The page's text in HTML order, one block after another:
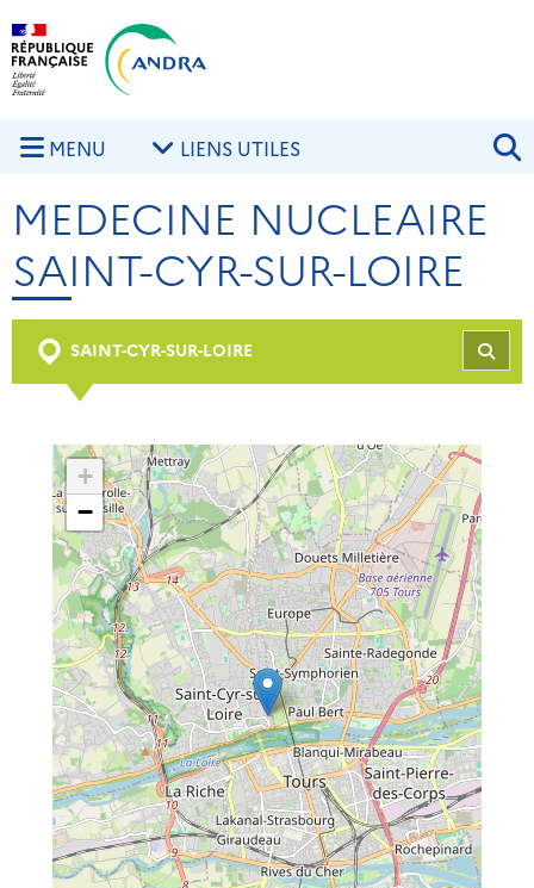
Aller au contenu principal
MENU LIENS UTILES
MEDECINE NUCLEAIRE
SAINT-CYR-SUR-LOIRE
SAINT-CYR-SUR-LOIRE
+
−